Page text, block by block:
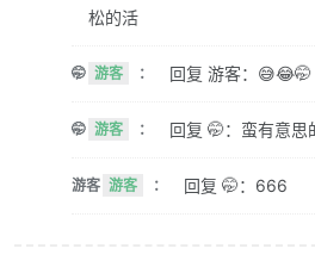
松的活
🤭 游客 ： 回复 游客：😅😂🤭
🤭 游客 ： 回复 🤭：蛮有意思
游客 游客 ： 回复 🤭：666